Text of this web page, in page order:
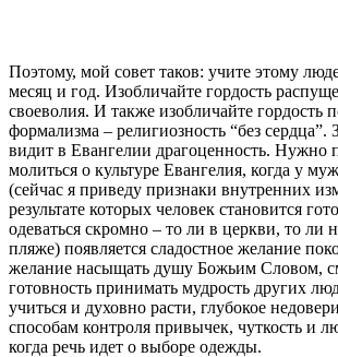
Поэтому, мой совет таков: учите этому
месяц и год. Изобличайте гордость
своеволия. И также изобличайте гордость
формализма – религиозность “без сердца”.
видит в Евангелии драгоценность. Нужно
молиться о культуре Евангелия, когда у
(сейчас я приведу признаки внутренних
результате которых человек становится
одеваться скромно – то ли в церкви, то ли
пляже) появляется сладостное желание
желание насыщать душу Божьим Словом,
готовность принимать мудрость других
учиться и духовно расти, глубокое
способам контроля привычек, чуткость и
когда речь идет о выборе одежды.